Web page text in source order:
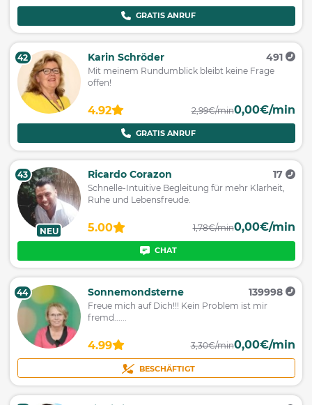
GRATIS ANRUF
42 Karin Schröder 491
Mit meinem Rundumblick bleibt keine Frage
offen!
4.92 2,99€/min0,00€/min
GRATIS ANRUF
NEU
43 Ricardo Corazon 17
Schnelle-Intuitive Begleitung für mehr Klarheit,
Ruhe und Lebensfreude.
5.00 1,78€/min0,00€/min
CHAT
44 Sonnemondsterne 139998
Freue mich auf Dich!!! Kein Problem ist mir
fremd......
4.99 3,30€/min0,00€/min
BESCHÄFTIGT